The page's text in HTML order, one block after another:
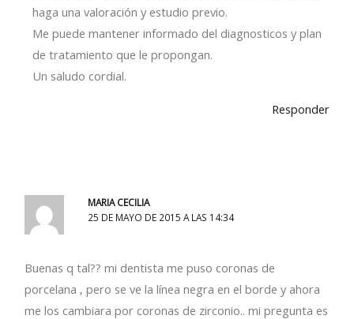
haga una valoración y estudio previo.
Me puede mantener informado del diagnosticos y plan
de tratamiento que le propongan.
Un saludo cordial.
Responder
MARIA CECILIA
25 DE MAYO DE 2015 A LAS 14:34
Buenas q tal?? mi dentista me puso coronas de
porcelana , pero se ve la línea negra en el borde y ahora
me los cambiara por coronas de zirconio.. mi pregunta es